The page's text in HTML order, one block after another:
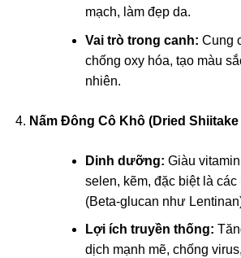
mạch, làm đẹp da.
Vai trò trong canh: Cung
chống oxy hóa, tạo màu
nhiên.
Nấm Đông Cô Khô (Dried
Dinh dưỡng: Giàu
selen, kẽm, đặc biệt là
(Beta-glucan như
Lợi ích truyền thống:
dịch mạnh mẽ, chống